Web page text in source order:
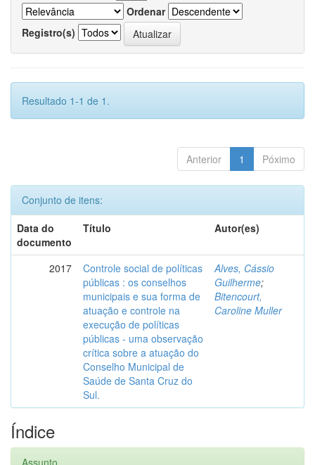
Ordenar
Registro(s)
Resultado 1-1 de 1.
Anterior 1 Póximo
Conjunto de itens:
Data do
documento
Título Autor(es)
2017
Controle social de políticas
públicas : os conselhos
municipais e sua forma de
atuação e controle na
execução de políticas
públicas - uma observação
crítica sobre a atuação do
Conselho Municipal de
Saúde de Santa Cruz do
Sul.
Alves, Cássio
Guilherme;
Bitencourt,
Caroline Muller
Índice
Assunto